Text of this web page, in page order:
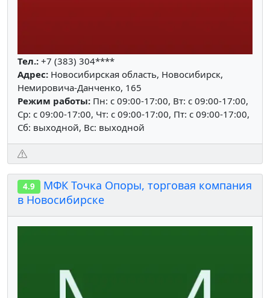
Тел.: +7 (383) 304****
Адрес: Новосибирская область, Новосибирск,
Немировича-Данченко, 165
Режим работы: Пн: c 09:00-17:00, Вт: c 09:00-17:00,
Ср: c 09:00-17:00, Чт: c 09:00-17:00, Пт: c 09:00-17:00,
Сб: выходной, Вс: выходной
4.9
МФК Точка Опоры, торговая компания
в Новосибирске